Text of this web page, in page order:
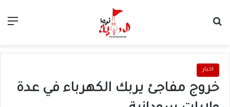
اخبار
خروج مفاجئ يربك الكهرباء في عدة